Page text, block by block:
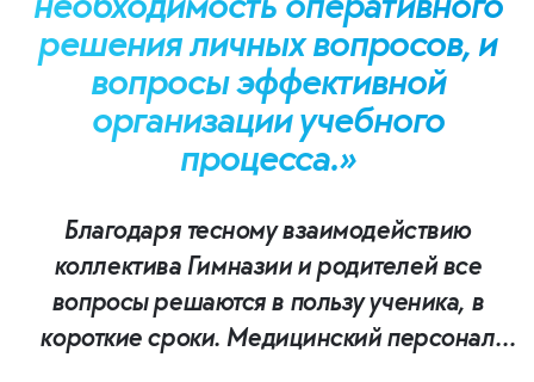
вопросов, и вопросы
эффективной
организации учебного
процесса.
решения личных вопросов, и
вопросы эффективной
организации учебного
процесса.»
Благодаря тесному взаимодействию
коллектива Гимназии и родителей все
вопросы решаются в пользу ученика, в
короткие сроки. Медицинский персонал